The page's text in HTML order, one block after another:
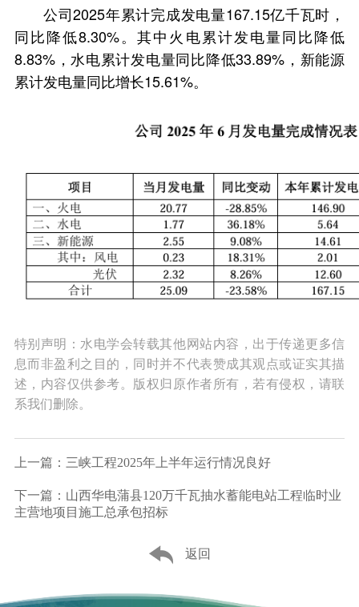
公司2025年累计完成发电量167.15亿千瓦时，
同比降低8.30%。其中火电累计发电量同比降低
8.83%，水电累计发电量同比降低33.89%，新能源
累计发电量同比增长15.61%。
特别声明：水电学会转载其他网站内容，出于传递更多信
息而非盈利之目的，同时并不代表赞成其观点或证实其描
述，内容仅供参考。版权归原作者所有，若有侵权，请联
系我们删除。
上一篇：三峡工程2025年上半年运行情况良好
下一篇：山西华电蒲县120万千瓦抽水蓄能电站工程临时业
主营地项目施工总承包招标
返回